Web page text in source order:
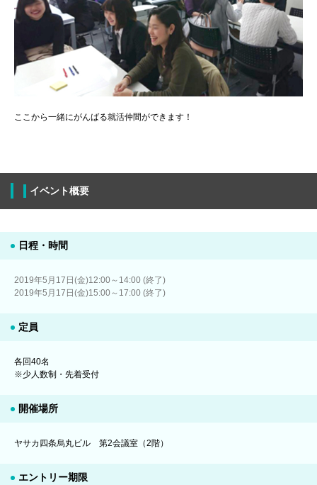
ここから一緒にがんばる就活仲間ができます！
イベント概要
日程・時間
2019年5月17日(金)12:00～14:00 (終了)
2019年5月17日(金)15:00～17:00 (終了)
定員
各回40名
※少人数制・先着受付
開催場所
ヤサカ四条烏丸ビル 第2会議室（2階）
エントリー期限